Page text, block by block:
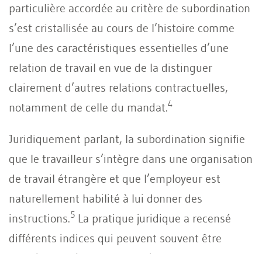
particulière accordée au critère de subordination
s’est cristallisée au cours de l’histoire comme
l’une des caractéristiques essentielles d’une
relation de travail en vue de la distinguer
clairement d’autres relations contractuelles,
notamment de celle du mandat.4
Juridiquement parlant, la subordination signifie
que le travailleur s’intègre dans une organisation
de travail étrangère et que l’employeur est
naturellement habilité à lui donner des
instructions.5 La pratique juridique a recensé
différents indices qui peuvent souvent être